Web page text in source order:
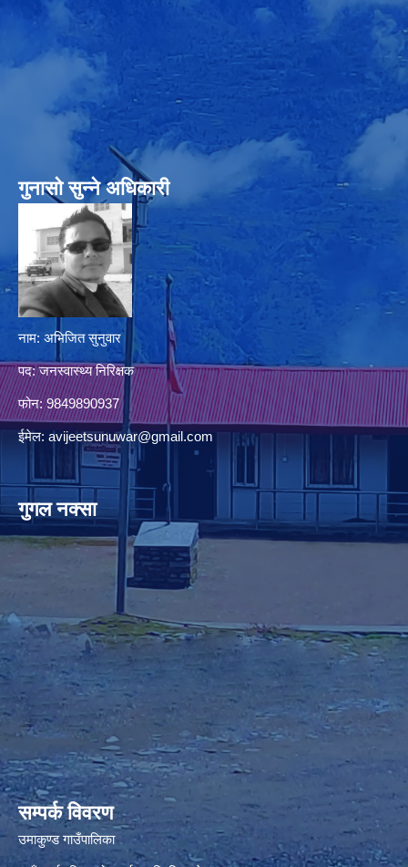
गुनासो सुन्‍ने अधिकारी
नाम: अभिजित सुनुवार
पद: जनस्वास्थ्य निरिक्षक
फोन: 9849890937
ईमेल: avijeetsunuwar@gmail.com
गुगल नक्सा
premium bootstrap themes
सम्पर्क विवरण
उमाकुण्ड गाउँपालिका